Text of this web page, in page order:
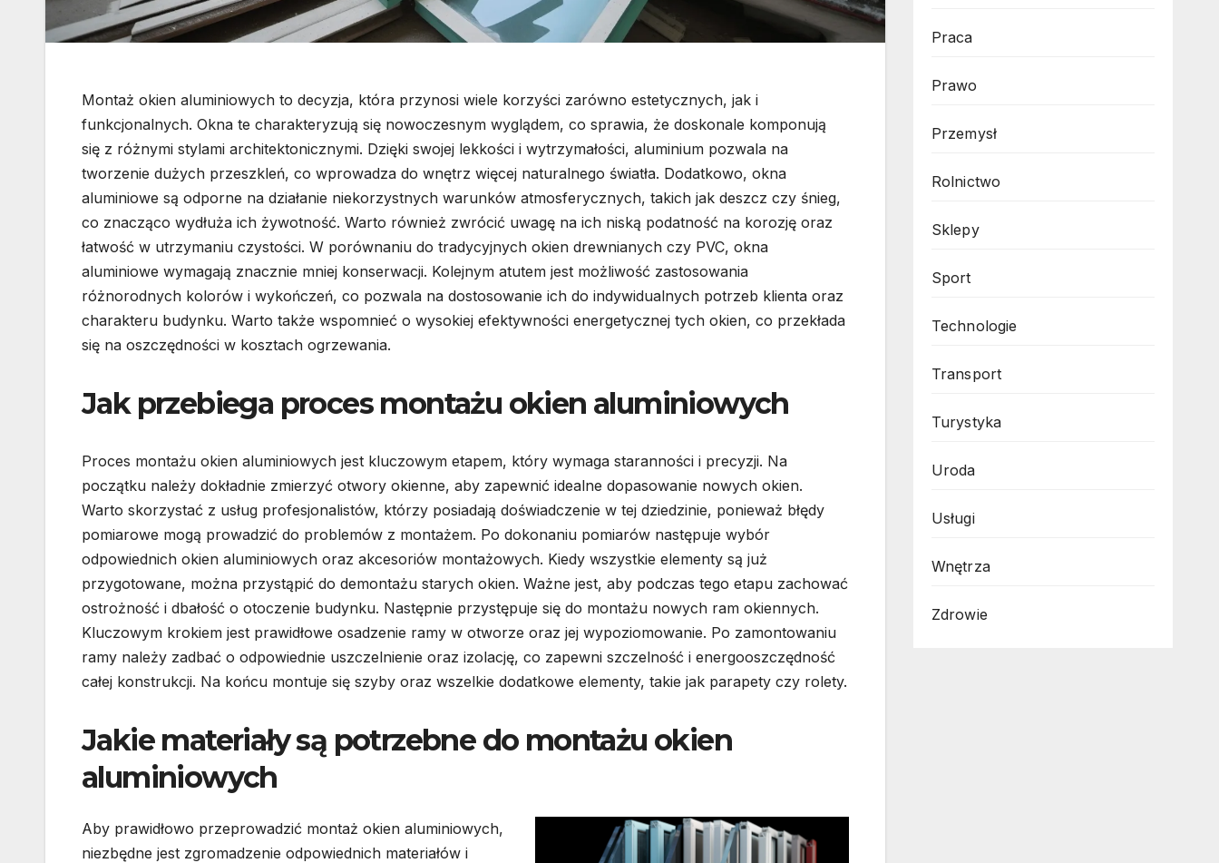
Montaż okien aluminiowych to decyzja, która przynosi wiele korzyści zarówno estetycznych, jak i
funkcjonalnych. Okna te charakteryzują się nowoczesnym wyglądem, co sprawia, że doskonale komponują
się z różnymi stylami architektonicznymi. Dzięki swojej lekkości i wytrzymałości, aluminium pozwala na
tworzenie dużych przeszkleń, co wprowadza do wnętrz więcej naturalnego światła. Dodatkowo, okna
aluminiowe są odporne na działanie niekorzystnych warunków atmosferycznych, takich jak deszcz czy śnieg,
co znacząco wydłuża ich żywotność. Warto również zwrócić uwagę na ich niską podatność na korozję oraz
łatwość w utrzymaniu czystości. W porównaniu do tradycyjnych okien drewnianych czy PVC, okna
aluminiowe wymagają znacznie mniej konserwacji. Kolejnym atutem jest możliwość zastosowania
różnorodnych kolorów i wykończeń, co pozwala na dostosowanie ich do indywidualnych potrzeb klienta oraz
charakteru budynku. Warto także wspomnieć o wysokiej efektywności energetycznej tych okien, co przekłada
się na oszczędności w kosztach ogrzewania.
Jak przebiega proces montażu okien aluminiowych
Proces montażu okien aluminiowych jest kluczowym etapem, który wymaga staranności i precyzji. Na
początku należy dokładnie zmierzyć otwory okienne, aby zapewnić idealne dopasowanie nowych okien.
Warto skorzystać z usług profesjonalistów, którzy posiadają doświadczenie w tej dziedzinie, ponieważ błędy
pomiarowe mogą prowadzić do problemów z montażem. Po dokonaniu pomiarów następuje wybór
odpowiednich okien aluminiowych oraz akcesoriów montażowych. Kiedy wszystkie elementy są już
przygotowane, można przystąpić do demontażu starych okien. Ważne jest, aby podczas tego etapu zachować
ostrożność i dbałość o otoczenie budynku. Następnie przystępuje się do montażu nowych ram okiennych.
Kluczowym krokiem jest prawidłowe osadzenie ramy w otworze oraz jej wypoziomowanie. Po zamontowaniu
ramy należy zadbać o odpowiednie uszczelnienie oraz izolację, co zapewni szczelność i energooszczędność
całej konstrukcji. Na końcu montuje się szyby oraz wszelkie dodatkowe elementy, takie jak parapety czy rolety.
Jakie materiały są potrzebne do montażu okien
aluminiowych
Aby prawidłowo przeprowadzić montaż okien aluminiowych,
niezbędne jest zgromadzenie odpowiednich materiałów i
Praca
Prawo
Przemysł
Rolnictwo
Sklepy
Sport
Technologie
Transport
Turystyka
Uroda
Usługi
Wnętrza
Zdrowie